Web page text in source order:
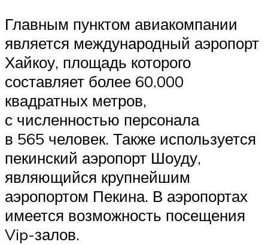
Главным пунктом авиакомпании
является международный аэропорт
Хайкоу, площадь которого
составляет более 60.000
квадратных метров,
с численностью персонала
в 565 человек. Также используется
пекинский аэропорт Шоуду,
являющийся крупнейшим
аэропортом Пекина. В аэропортах
имеется возможность посещения
Vip-залов.